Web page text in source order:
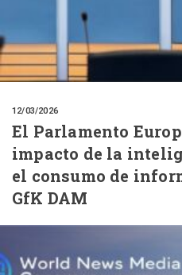
12/03/2026
El Parlamento
impacto de la
el consumo de
GfK DAM